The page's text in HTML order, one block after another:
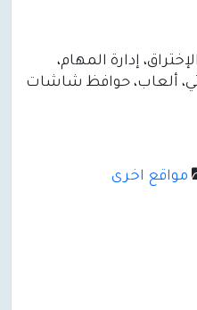
إدارة المهام،
ألعاب، حوافظ شاشات
مواقع اخرى